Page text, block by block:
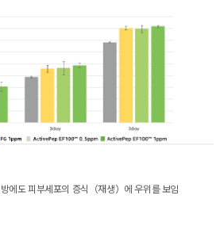
에도 피부세포의 증식（재생）에 우위를 보임